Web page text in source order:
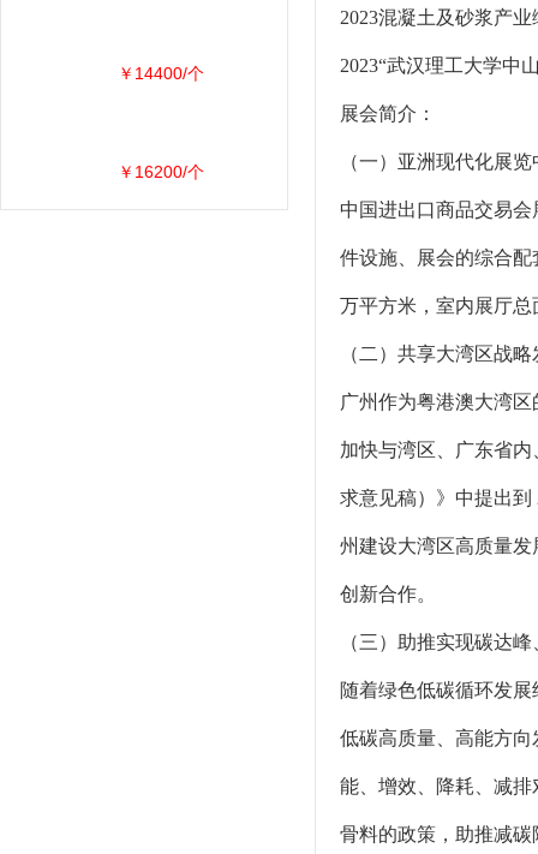
2023混凝土及砂浆产
2023“武汉理工大学中
展会简介：
（一）亚洲现代化展
中国进出口商品交易
件设施、展会的综合
万平方米，室内展厅总
（二）共享大湾区战
广州作为粤港澳大湾
加快与湾区、广东省
求意见稿）》中提出
州建设大湾区高质量
创新合作。
（三）助推实现碳达
随着绿色低碳循环发
低碳高质量、高能方
能、增效、降耗、减
骨料的政策，助推减
￥14400/个
￥16200/个